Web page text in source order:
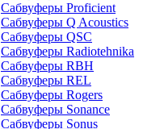
Сабвуферы Proficient
Сабвуферы Q Acoustics
Сабвуферы QSC
Сабвуферы Radiotehnika
Сабвуферы RBH
Сабвуферы REL
Сабвуферы Rogers
Сабвуферы Sonance
Сабвуферы Sonus